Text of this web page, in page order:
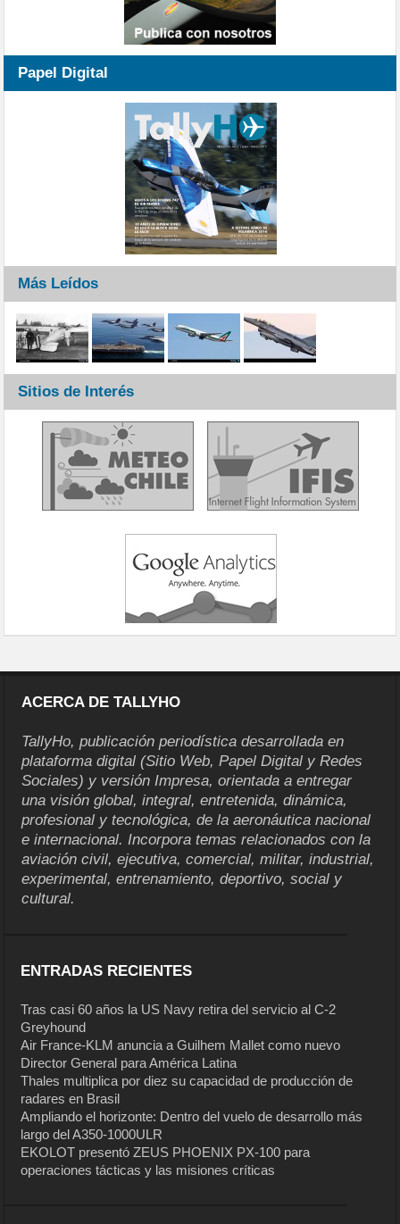
Papel Digital
Más Leídos
Sitios de Interés
ACERCA DE TALLYHO
TallyHo, publicación periodística desarrollada en
plataforma digital (Sitio Web, Papel Digital y Redes
Sociales) y versión Impresa, orientada a entregar
una visión global, integral, entretenida, dinámica,
profesional y tecnológica, de la aeronáutica nacional
e internacional. Incorpora temas relacionados con la
aviación civil, ejecutiva, comercial, militar, industrial,
experimental, entrenamiento, deportivo, social y
cultural.
ENTRADAS RECIENTES
Tras casi 60 años la US Navy retira del servicio al C-2
Greyhound
Air France-KLM anuncia a Guilhem Mallet como nuevo
Director General para América Latina
Thales multiplica por diez su capacidad de producción de
radares en Brasil
Ampliando el horizonte: Dentro del vuelo de desarrollo más
largo del A350-1000ULR
EKOLOT presentó ZEUS PHOENIX PX-100 para
operaciones tácticas y las misiones críticas